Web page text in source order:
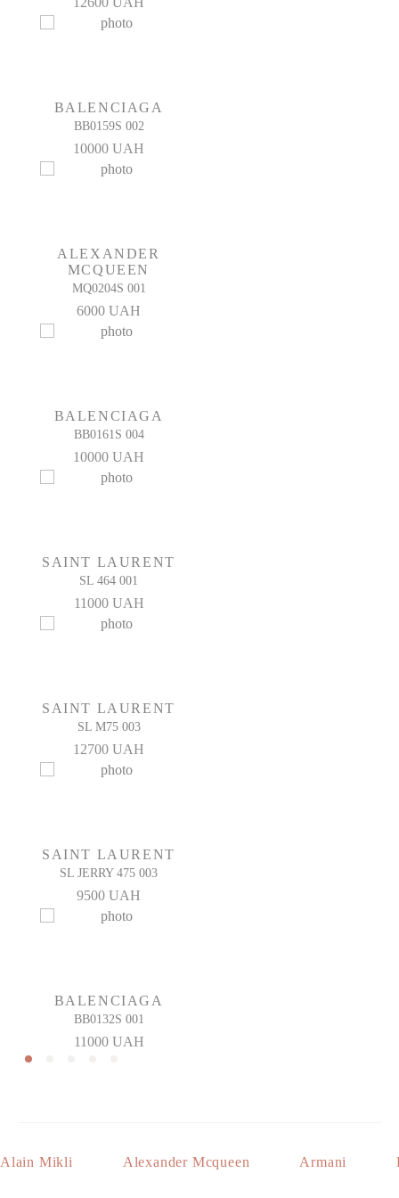
BALENCIAGA
BB0159S 002
10000 UAH
ALEXANDER
MCQUEEN
MQ0204S 001
6000 UAH
BALENCIAGA
BB0161S 004
10000 UAH
SAINT LAURENT
SL 464 001
11000 UAH
SAINT LAURENT
SL M75 003
12700 UAH
SAINT LAURENT
SL JERRY 475 003
9500 UAH
BALENCIAGA
BB0132S 001
11000 UAH
Alain Mikli Alexander Mcqueen Armani